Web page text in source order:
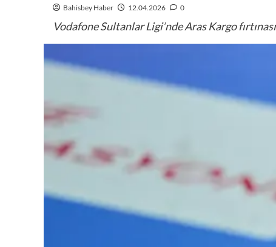
Bahisbey Haber 12.04.2026 0
Vodafone Sultanlar Ligi’nde Aras Kargo